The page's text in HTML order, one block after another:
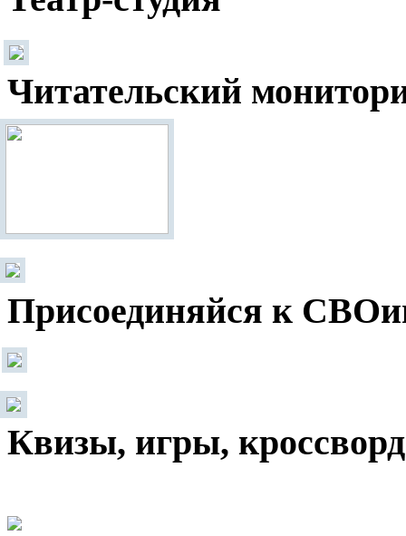
Читательский
Присоединяйся к
Квизы, игры,